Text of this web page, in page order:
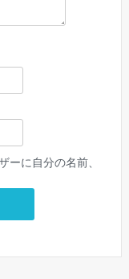
ーに自分の名前、